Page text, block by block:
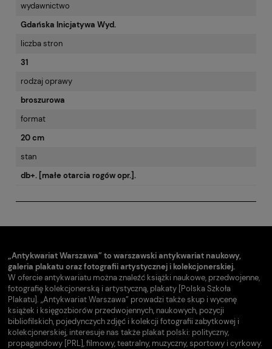
wydawnictwo
Gdańska Inicjatywa Wyd.
liczba stron
31
rodzaj oprawy
broszurowa
format
20 cm
stan
db+. [małe otarcia rogów opr.].
„Antykwariat Warszawa” to warszawski antykwariat naukowy,
galeria plakatu oraz fotografii artystycznej i kolekcjonerskiej.
W ofercie antykwariatu można znaleźć książki naukowe, przedwojenne,
fotografię kolekcjonerską i artystyczną, plakaty [Polska Szkoła
Plakatu]. „Antykwariat Warszawa” prowadzi także skup i wycenę
książek i księgozbiorów przedwojennych, naukowych, pozycji
bibliofilskich, pojedynczych zdjęć i kolekcji fotografii zabytkowej i
kolekcjonerskiej, interesuje nas także plakat polski: polityczny,
propagandowy [PRL], filmowy, teatralny, muzyczny, sportowy i cyrkowy.